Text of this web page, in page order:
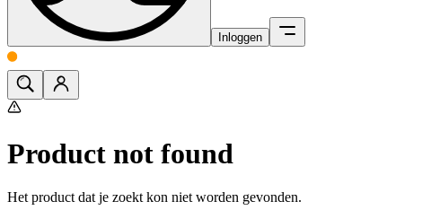
Inloggen
Product not found
Het product dat je zoekt kon niet worden gevonden.